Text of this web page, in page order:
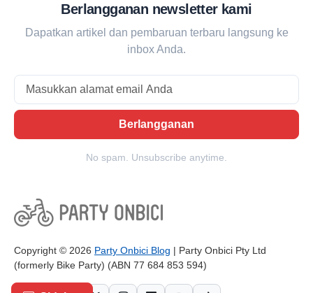
Berlangganan newsletter kami
Dapatkan artikel dan pembaruan terbaru langsung ke
inbox Anda.
Email
Berlangganan
No spam. Unsubscribe anytime.
Copyright © 2026 Party Onbici Blog | Party Onbici Pty Ltd
(formerly Bike Party) (ABN 77 684 853 594)